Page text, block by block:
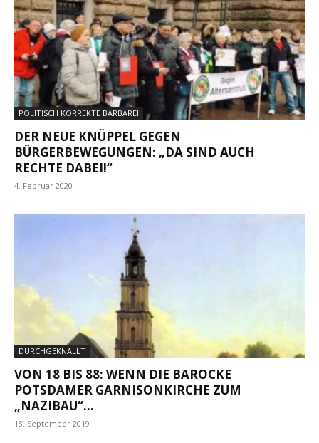
POLITISCH KORREKTE BARBAREI
DER NEUE KNÜPPEL GEGEN
BÜRGERBEWEGUNGEN: „DA SIND AUCH
RECHTE DABEI!“
4. Februar 2020
DURCHGEKNALLT
VON 18 BIS 88: WENN DIE BAROCKE
POTSDAMER GARNISONKIRCHE ZUM
„NAZIBAU“...
18. September 2019